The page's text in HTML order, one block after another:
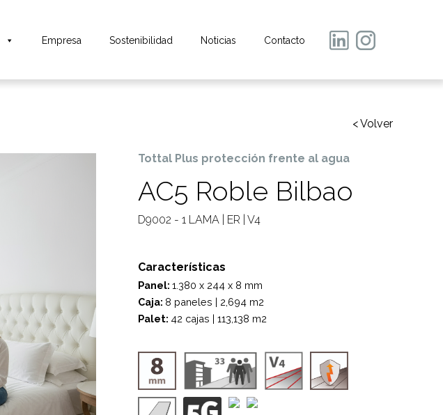
Empresa Sostenibilidad Noticias Contacto
< Volver
Tottal Plus protección frente al agua
AC5 Roble Bilbao
D9002 - 1 LAMA | ER | V4
Características
Panel: 1.380 x 244 x 8 mm
Caja: 8 paneles | 2,694 m2
Palet: 42 cajas | 113,138 m2